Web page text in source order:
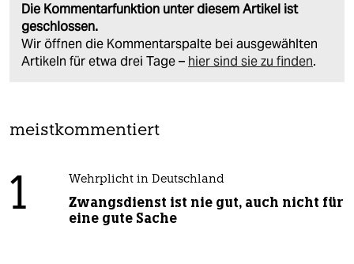
Die Kommentarfunktion unter diesem Artikel ist
geschlossen.
Wir öffnen die Kommentarspalte bei ausgewählten
Artikeln für etwa drei Tage – hier sind sie zu finden.
meistkommentiert
1 Wehrplicht in Deutschland
Zwangsdienst ist nie gut, auch nicht für
eine gute Sache